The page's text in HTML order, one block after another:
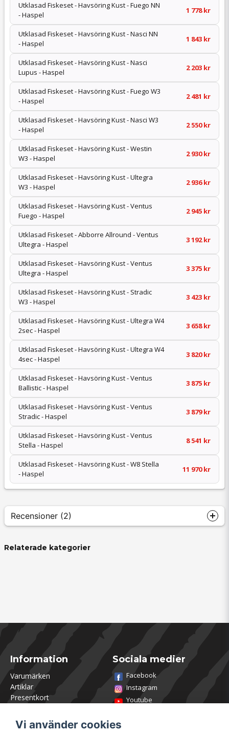
Utklasad Fiskeset - Havsöring Kust - Fuego NN
- Haspel
1 778 kr
Utklasad Fiskeset - Havsöring Kust - Nasci NN
- Haspel
1 843 kr
Utklasad Fiskeset - Havsöring Kust - Nasci
Lupus - Haspel
2 203 kr
Utklasad Fiskeset - Havsöring Kust - Fuego W3
- Haspel
2 481 kr
Utklasad Fiskeset - Havsöring Kust - Nasci W3
- Haspel
2 550 kr
Utklasad Fiskeset - Havsöring Kust - Westin
W3 - Haspel
2 930 kr
Utklasad Fiskeset - Havsöring Kust - Ultegra
W3 - Haspel
2 936 kr
Utklasad Fiskeset - Havsöring Kust - Ventus
Fuego - Haspel
2 945 kr
Utklasad Fiskeset - Abborre Allround - Ventus
Ultegra - Haspel
3 192 kr
Utklasad Fiskeset - Havsöring Kust - Ventus
Ultegra - Haspel
3 375 kr
Utklasad Fiskeset - Havsöring Kust - Stradic
W3 - Haspel
3 423 kr
Utklasad Fiskeset - Havsöring Kust - Ultegra W4
2sec - Haspel
3 658 kr
Utklasad Fiskeset - Havsöring Kust - Ultegra W4
4sec - Haspel
3 820 kr
Utklasad Fiskeset - Havsöring Kust - Ventus
Ballistic - Haspel
3 875 kr
Utklasad Fiskeset - Havsöring Kust - Ventus
Stradic - Haspel
3 879 kr
Utklasad Fiskeset - Havsöring Kust - Ventus
Stella - Haspel
8 541 kr
Utklasad Fiskeset - Havsöring Kust - W8 Stella
- Haspel
11 970 kr
Recensioner (2)
Thommy Henrik
Relaterade kategorier
Information
Varumärken
Artiklar
Presentkort
Om Utklasad
Team Utklasad
Sociala medier
Facebook
Instagram
Youtube
Vi använder cookies